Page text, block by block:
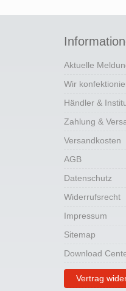
Aktuelle
Wir
Händler &
Zahlung &
Versandkosten
AGB
Datenschutz
Widerrufsrecht
Impressum
Sitemap
Download
Vertrag